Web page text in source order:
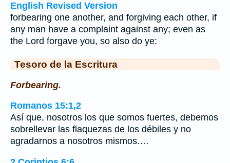
English Revised Version
forbearing one another, and forgiving each other, if
any man have a complaint against any; even as
the Lord forgave you, so also do ye:
Tesoro de la Escritura
Forbearing.
Romanos 15:1,2
Así que, nosotros los que somos fuertes, debemos
sobrellevar las flaquezas de los débiles y no
agradarnos a nosotros mismos.…